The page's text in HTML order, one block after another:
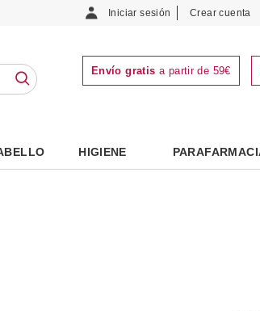
Iniciar sesión Crear cuenta
Envío gratis a partir de 59€
HIGIENE